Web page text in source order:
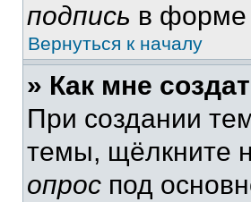
подпись в форме
Вернуться к началу
» Как мне
При создании
темы, щёлкните
опрос под